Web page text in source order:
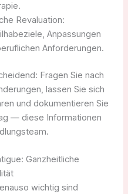
Revaluation:
Anpassungen
Anforderungen.
Fragen Sie nach
lassen Sie sich
und dokumentieren Sie
— diese Informationen
Ganzheitliche
wichtig sind